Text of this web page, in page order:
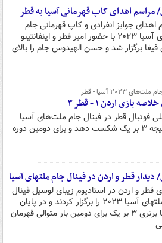
اهدای کاپ قهرمانی آسیا به قطر
اهدای جوایز انفرادی و کاپ قهرمانی جام
ملتهای آسیا ۲۰۲۳ با حضور امیر قطر و اینفانتینو
برگزار شد و حسن الهیدوس جام را بالای
۲۰۲۳ آسیا - قطر
بازی اردن ۱ - قطر ۳
فوتبال قطر در فینال جام ملت‌های آسیا
موفق شد تیم ملی اردن را با نتیجه ۳ بر یک شکست دهد و برای دومین دوره
قطر و اردن در فینال جام ملتهای آسیا
قطر و اردن در استادیوم زیبای لوسیل فینال
جام ملتهای آسیا ۲۰۲۳ را برگزار کردند و در پایان
قطر با برتری ۳ بر یک برای دومین بار متوالی قهرمان